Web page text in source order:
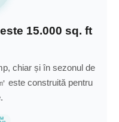
15.000 sq. ft
chiar și în sezonul de
este construită pentru